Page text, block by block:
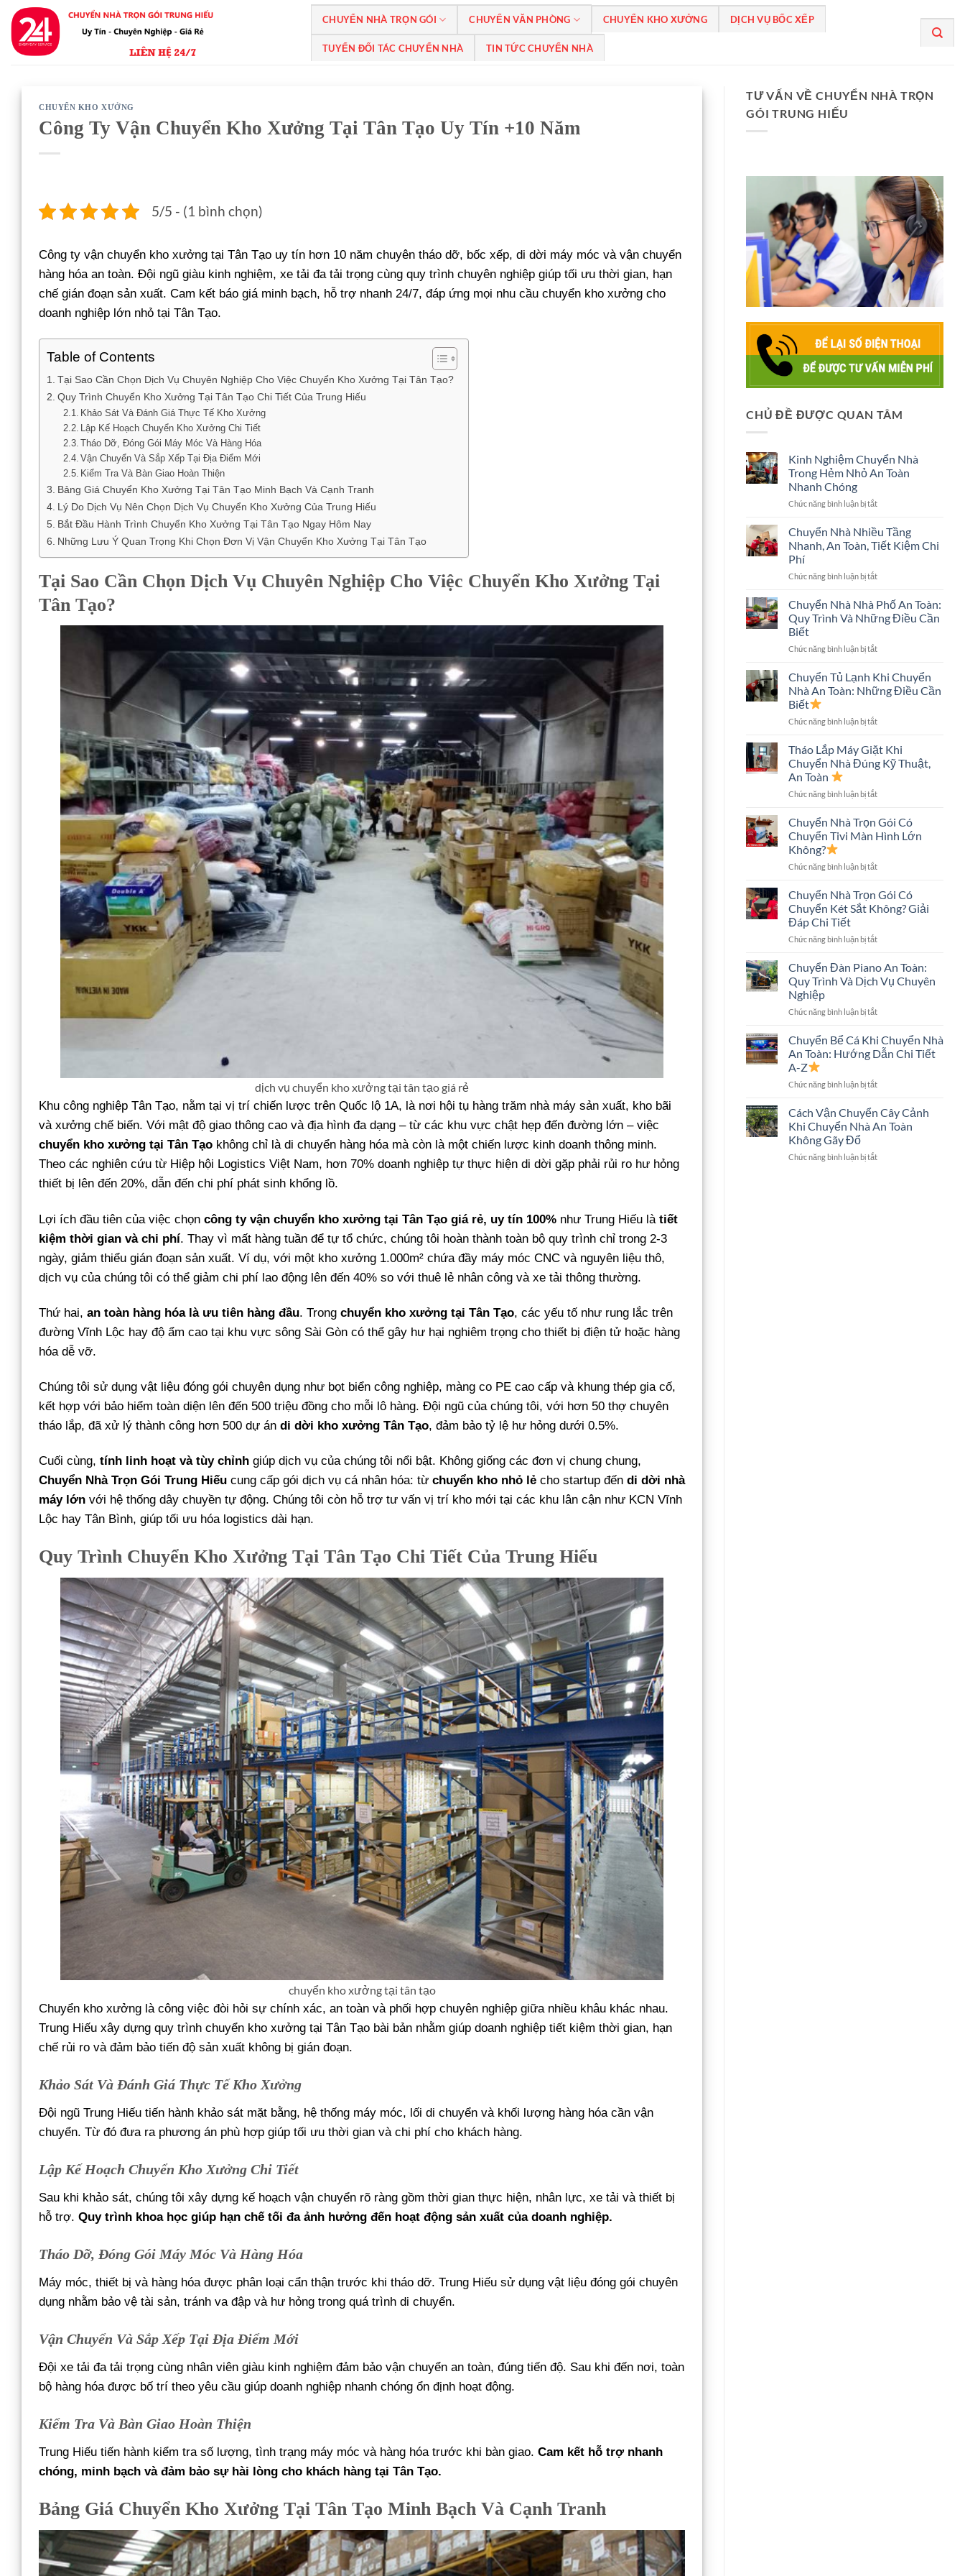
qua
nội
CHUYỂN NHÀ TRỌN GÓI CHUYỂN VĂN PHÒNG CHUYỂN KHO XƯỞNG DỊCH VỤ BỐC XẾP
TUYỂN ĐỐI TÁC CHUYỂN NHÀ TIN TỨC CHUYỂN NHÀ
CHUYỂN KHO XƯỞNG
Công Ty Vận Chuyển Kho Xưởng Tại Tân Tạo Uy Tín +10 Năm
5/5 - (1 bình chọn)
Công ty vận chuyển kho xưởng tại Tân Tạo uy tín hơn 10 năm chuyên tháo dỡ, bốc xếp, di dời máy móc và vận chuyển
hàng hóa an toàn. Đội ngũ giàu kinh nghiệm, xe tải đa tải trọng cùng quy trình chuyên nghiệp giúp tối ưu thời gian, hạn
chế gián đoạn sản xuất. Cam kết báo giá minh bạch, hỗ trợ nhanh 24/7, đáp ứng mọi nhu cầu chuyển kho xưởng cho
doanh nghiệp lớn nhỏ tại Tân Tạo.
Table of Contents
Tại Sao Cần Chọn Dịch Vụ Chuyên Nghiệp Cho Việc Chuyển Kho Xưởng Tại Tân Tạo?
Quy Trình Chuyển Kho Xưởng Tại Tân Tạo Chi Tiết Của Trung Hiếu
Khảo Sát Và Đánh Giá Thực Tế Kho Xưởng
Lập Kế Hoạch Chuyển Kho Xưởng Chi Tiết
Tháo Dỡ, Đóng Gói Máy Móc Và Hàng Hóa
Vận Chuyển Và Sắp Xếp Tại Địa Điểm Mới
Kiểm Tra Và Bàn Giao Hoàn Thiện
Bảng Giá Chuyển Kho Xưởng Tại Tân Tạo Minh Bạch Và Cạnh Tranh
Lý Do Dịch Vụ Nên Chọn Dịch Vụ Chuyển Kho Xưởng Của Trung Hiếu
Bắt Đầu Hành Trình Chuyển Kho Xưởng Tại Tân Tạo Ngay Hôm Nay
Những Lưu Ý Quan Trọng Khi Chọn Đơn Vị Vận Chuyển Kho Xưởng Tại Tân Tạo
Tại Sao Cần Chọn Dịch Vụ Chuyên Nghiệp Cho Việc Chuyển Kho Xưởng Tại
Tân Tạo?
dịch vụ chuyển kho xưởng tại tân tạo giá rẻ
Khu công nghiệp Tân Tạo, nằm tại vị trí chiến lược trên Quốc lộ 1A, là nơi hội tụ hàng trăm nhà máy sản xuất, kho bãi
và xưởng chế biến. Với mật độ giao thông cao và địa hình đa dạng – từ các khu vực chật hẹp đến đường lớn – việc
chuyển kho xưởng tại Tân Tạo không chỉ là di chuyển hàng hóa mà còn là một chiến lược kinh doanh thông minh.
Theo các nghiên cứu từ Hiệp hội Logistics Việt Nam, hơn 70% doanh nghiệp tự thực hiện di dời gặp phải rủi ro hư hỏng
thiết bị lên đến 20%, dẫn đến chi phí phát sinh khổng lồ.
Lợi ích đầu tiên của việc chọn công ty vận chuyển kho xưởng tại Tân Tạo giá rẻ, uy tín 100% như Trung Hiếu là tiết
kiệm thời gian và chi phí. Thay vì mất hàng tuần để tự tổ chức, chúng tôi hoàn thành toàn bộ quy trình chỉ trong 2-3
ngày, giảm thiểu gián đoạn sản xuất. Ví dụ, với một kho xưởng 1.000m² chứa đầy máy móc CNC và nguyên liệu thô,
dịch vụ của chúng tôi có thể giảm chi phí lao động lên đến 40% so với thuê lẻ nhân công và xe tải thông thường.
Thứ hai, an toàn hàng hóa là ưu tiên hàng đầu. Trong chuyển kho xưởng tại Tân Tạo, các yếu tố như rung lắc trên
đường Vĩnh Lộc hay độ ẩm cao tại khu vực sông Sài Gòn có thể gây hư hại nghiêm trọng cho thiết bị điện tử hoặc hàng
hóa dễ vỡ.
Chúng tôi sử dụng vật liệu đóng gói chuyên dụng như bọt biển công nghiệp, màng co PE cao cấp và khung thép gia cố,
kết hợp với bảo hiểm toàn diện lên đến 500 triệu đồng cho mỗi lô hàng. Đội ngũ của chúng tôi, với hơn 50 thợ chuyên
tháo lắp, đã xử lý thành công hơn 500 dự án di dời kho xưởng Tân Tạo, đảm bảo tỷ lệ hư hỏng dưới 0.5%.
Cuối cùng, tính linh hoạt và tùy chỉnh giúp dịch vụ của chúng tôi nổi bật. Không giống các đơn vị chung chung,
Chuyển Nhà Trọn Gói Trung Hiếu cung cấp gói dịch vụ cá nhân hóa: từ chuyển kho nhỏ lẻ cho startup đến di dời nhà
máy lớn với hệ thống dây chuyền tự động. Chúng tôi còn hỗ trợ tư vấn vị trí kho mới tại các khu lân cận như KCN Vĩnh
Lộc hay Tân Bình, giúp tối ưu hóa logistics dài hạn.
Quy Trình Chuyển Kho Xưởng Tại Tân Tạo Chi Tiết Của Trung Hiếu
chuyển kho xưởng tại tân tạo
Chuyển kho xưởng là công việc đòi hỏi sự chính xác, an toàn và phối hợp chuyên nghiệp giữa nhiều khâu khác nhau.
Trung Hiếu xây dựng quy trình chuyển kho xưởng tại Tân Tạo bài bản nhằm giúp doanh nghiệp tiết kiệm thời gian, hạn
chế rủi ro và đảm bảo tiến độ sản xuất không bị gián đoạn.
Khảo Sát Và Đánh Giá Thực Tế Kho Xưởng
Đội ngũ Trung Hiếu tiến hành khảo sát mặt bằng, hệ thống máy móc, lối di chuyển và khối lượng hàng hóa cần vận
chuyển. Từ đó đưa ra phương án phù hợp giúp tối ưu thời gian và chi phí cho khách hàng.
Lập Kế Hoạch Chuyển Kho Xưởng Chi Tiết
Sau khi khảo sát, chúng tôi xây dựng kế hoạch vận chuyển rõ ràng gồm thời gian thực hiện, nhân lực, xe tải và thiết bị
hỗ trợ. Quy trình khoa học giúp hạn chế tối đa ảnh hưởng đến hoạt động sản xuất của doanh nghiệp.
Tháo Dỡ, Đóng Gói Máy Móc Và Hàng Hóa
Máy móc, thiết bị và hàng hóa được phân loại cẩn thận trước khi tháo dỡ. Trung Hiếu sử dụng vật liệu đóng gói chuyên
dụng nhằm bảo vệ tài sản, tránh va đập và hư hỏng trong quá trình di chuyển.
Vận Chuyển Và Sắp Xếp Tại Địa Điểm Mới
Đội xe tải đa tải trọng cùng nhân viên giàu kinh nghiệm đảm bảo vận chuyển an toàn, đúng tiến độ. Sau khi đến nơi, toàn
bộ hàng hóa được bố trí theo yêu cầu giúp doanh nghiệp nhanh chóng ổn định hoạt động.
Kiểm Tra Và Bàn Giao Hoàn Thiện
Trung Hiếu tiến hành kiểm tra số lượng, tình trạng máy móc và hàng hóa trước khi bàn giao. Cam kết hỗ trợ nhanh
chóng, minh bạch và đảm bảo sự hài lòng cho khách hàng tại Tân Tạo.
Bảng Giá Chuyển Kho Xưởng Tại Tân Tạo Minh Bạch Và Cạnh Tranh
TƯ VẤN VỀ CHUYỂN NHÀ TRỌN
GÓI TRUNG HIẾU
CHỦ ĐỀ ĐƯỢC QUAN TÂM
Kinh Nghiệm Chuyển Nhà
Trong Hẻm Nhỏ An Toàn
Nhanh Chóng
Chức năng bình luận bị tắtở
Nghiệm
Chuyển
Nhà
Hẻm
An
Nhanh
Chuyển Nhà Nhiều Tầng
Nhanh, An Toàn, Tiết Kiệm Chi
Phí
Chức năng bình luận bị tắtở
Nhà
Nhiều
Tầng
An
Tiết
Kiệm
Chi
Chuyển Nhà Nhà Phố An Toàn:
Quy Trình Và Những Điều Cần
Biết
Chức năng bình luận bị tắtở
Nhà
Nhà
Phố
Toàn:
Trình
Những
Cần
Chuyển Tủ Lạnh Khi Chuyển
Nhà An Toàn: Những Điều Cần
Biết
Chức năng bình luận bị tắtở
Tủ
Lạnh
Khi
Nhà
Toàn:
Điều
Biết
Tháo Lắp Máy Giặt Khi
Chuyển Nhà Đúng Kỹ Thuật,
An Toàn
Chức năng bình luận bị tắtở
Lắp
Máy
Giặt
Chuyển
Đúng
Thuật,
Toàn
Chuyển Nhà Trọn Gói Có
Chuyển Tivi Màn Hình Lớn
Không?
Chức năng bình luận bị tắtở
Nhà
Trọn
Gói
Chuyển
Màn
Lớn
Chuyển Nhà Trọn Gói Có
Chuyển Két Sắt Không? Giải
Đáp Chi Tiết
Chức năng bình luận bị tắtở
Nhà
Trọn
Gói
Chuyển
Sắt
Không?
Giải
Chi
Chuyển Đàn Piano An Toàn:
Quy Trình Và Dịch Vụ Chuyên
Nghiệp
Chức năng bình luận bị tắtở
Đàn
Piano
An
Quy
Và
Vụ
Nghiệp
Chuyển Bể Cá Khi Chuyển Nhà
An Toàn: Hướng Dẫn Chi Tiết
A-Z
Chức năng bình luận bị tắtở
Bể
Cá
Khi
Nhà
Cách Vận Chuyển Cây Cảnh
Khi Chuyển Nhà An Toàn
Không Gãy Đổ
Chức năng bình luận bị tắtở